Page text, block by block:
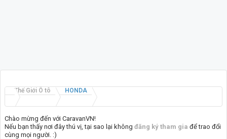
Thế Giới Ô tô HONDA
Chào mừng đến với CaravanVN!
Nếu bạn thấy nơi đây thú vị, tại sao lại không đăng ký tham gia để trao đổi
cùng mọi người. :)